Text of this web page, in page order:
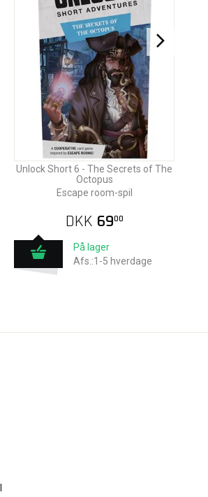
Unlock Short 6 - The Secrets of The
Octopus
Escape room-spil
DKK 6900
På lager
Afs.:1-5 hverdage